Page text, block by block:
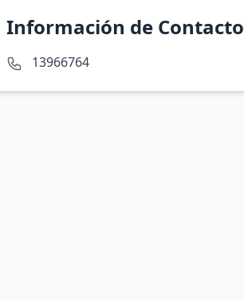
Información de Contacto
13966764